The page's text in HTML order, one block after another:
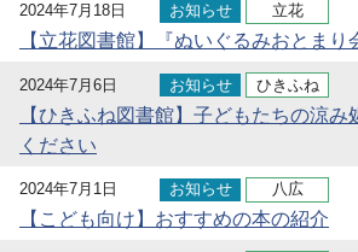
2024年7月18日 お知らせ 立花
【立花図書館】『ぬいぐるみおとまり
2024年7月6日 お知らせ ひきふね
【ひきふね図書館】子どもたちの涼み
ください
2024年7月1日 お知らせ 八広
【こども向け】おすすめの本の紹介